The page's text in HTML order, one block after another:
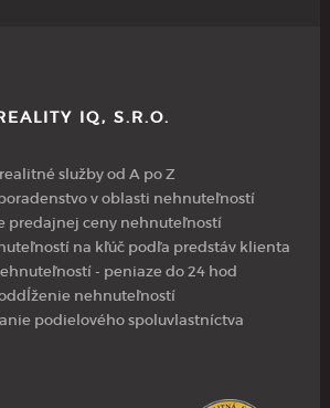
IQ, S.R.O.
služby od A po Z
v oblasti nehnuteľností
predajnej ceny nehnuteľností
na kľúč podľa predstáv klienta
- peniaze do 24 hod
nehnuteľností
podielového spoluvlastníctva